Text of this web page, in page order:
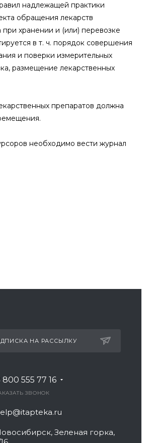
надлежащей практики
обращения лекарств
хранении и (или) перевозке
в т. ч. порядок совершения
и поверки измерительных
размещение лекарственных
препаратов должна
необходимо вести журнал
НА РАССЫЛКУ
800 555 77 16
ЗВОНОК
Зеленая горка,